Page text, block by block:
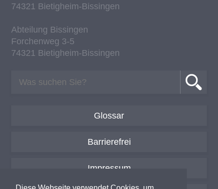
74321 Bie­tig­heim-Bis­sin­gen
Ab­tei­lung Bis­sin­gen
For­chen­weg 3-5
74321 Bie­tig­heim-Bis­sin­gen
Glossar
Barrierefrei
Impressum